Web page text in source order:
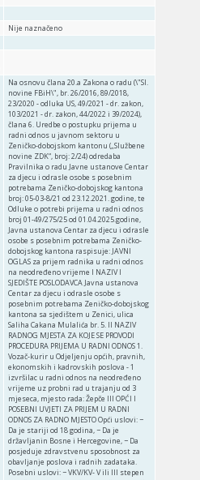
Nije naznačeno
Na osnovu člana 20.a Zakona o radu (\"Sl.
novine FBiH\", br. 26/2016, 89/2018,
23/2020 - odluka US, 49/2021 - dr. zakon,
103/2021 - dr. zakon, 44/2022 i 39/2024),
člana 6. Uredbe o postupku prijema u
radni odnos u javnom sektoru u
Zeničko-dobojskom kantonu („Službene
novine ZDK“, broj: 2/24) odredaba
Pravilnika o radu Javne ustanove Centar
za djecu i odrasle osobe s posebnim
potrebama Zeničko-dobojskog kantona
broj: 05-03-8/21 od 23.12.2021. godine, te
Odluke o potrebi prijema u radni odnos
broj 01-49/275/25 od 01.04.2025.godine,
Javna ustanova Centar za djecu i odrasle
osobe s posebnim potrebama Zeničko-
dobojskog kantona raspisuje: JAVNI
OGLAS za prijem radnika u radni odnos
na neodređeno vrijeme I NAZIV I
SJEDIŠTE POSLODAVCA Javna ustanova
Centar za djecu i odrasle osobe s
posebnim potrebama Zeničko-dobojskog
kantona sa sjedištem u Zenici, ulica
Saliha Cakana Mulalića br. 5. II NAZIV
RADNOG MJESTA ZA KOJE SE PROVODI
PROCEDURA PRIJEMA U RADNI ODNOS 1.
Vozač-kurir u Odjeljenju općih, pravnih,
ekonomskih i kadrovskih poslova - 1
izvršilac u radni odnos na neodređeno
vrijeme uz probni rad u trajanju od 3
mjeseca, mjesto rada: Žepče III OPĆI I
POSEBNI UVJETI ZA PRIJEM U RADNI
ODNOS ZA RADNO MJESTO Opći uslovi: −
Da je stariji od 18 godina, − Da je
državljanin Bosne i Hercegovine, − Da
posjeduje zdravstvenu sposobnost za
obavljanje poslova i radnih zadataka.
Posebni uslovi: − VKV/KV- V ili III stepen